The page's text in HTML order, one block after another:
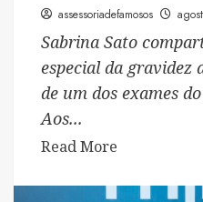
assessoriadefamosos
Sabrina Sato
especial da
de um dos exames
Aos...
Read More
about